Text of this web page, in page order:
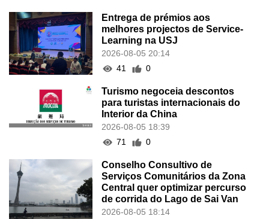
Entrega de prémios aos
melhores projectos de Service-
Learning na USJ
2026-08-05 20:14
41
0
Turismo negoceia descontos
para turistas internacionais do
Interior da China
2026-08-05 18:39
71
0
Conselho Consultivo de
Serviços Comunitários da Zona
Central quer optimizar percurso
de corrida do Lago de Sai Van
2026-08-05 18:14